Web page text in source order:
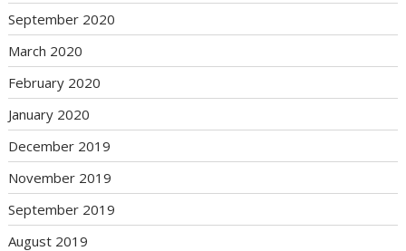
September 2020
March 2020
February 2020
January 2020
December 2019
November 2019
September 2019
August 2019